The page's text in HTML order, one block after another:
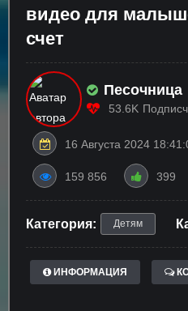
видео для
счет
Песочница
53.6K
16 Августа 2024
159 856 399
Категория: Детям
ИНФОРМАЦИЯ